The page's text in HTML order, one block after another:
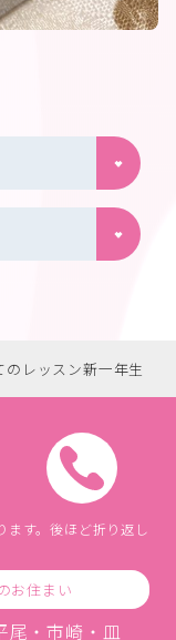
のレッスン新一年生
ます。後ほど折り返し
お住まい
尾・市崎・皿